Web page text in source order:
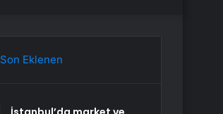
Son Eklenen